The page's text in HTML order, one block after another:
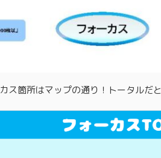
ス箇所はマップの通り！トータルだと